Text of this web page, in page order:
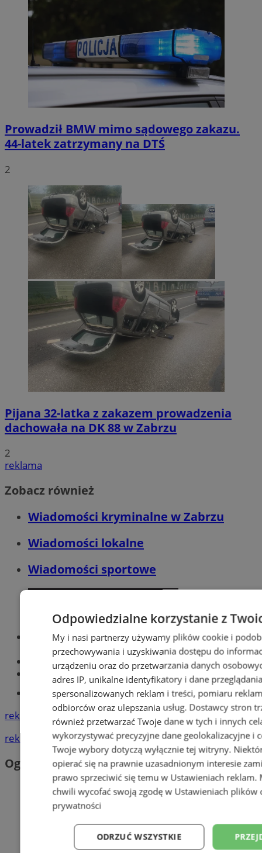
Prowadził BMW mimo sądowego zakazu.
44-latek zatrzymany na DTŚ
2
Pijana 32-latka z zakazem prowadzenia
dachowała na DK 88 w Zabrzu
2
reklama
Zobacz również
Wiadomości kryminalne w Zabrzu
Wiadomości lokalne
Wiadomości sportowe
Optyk, okulista
Zabrze
Największy sklep z częściami online!
Książeczka sanepidowska
Tworzenie stron www -Zabrze
reklama
reklama
Ogłoszenia
Odpowiedzialne korzystanie z
My i nasi partnerzy używamy plików cookie i
przechowywania i uzyskiwania dostępu do
urządzeniu oraz do przetwarzania danych
adres IP, unikalne identyfikatory i dane
spersonalizowanych reklam i treści, pomiaru
odbiorców oraz ulepszania usług. Dostawcy stron
również przetwarzać Twoje dane w tych i innych
wykorzystywać precyzyjne dane geolokalizacyjne i
Twoje wybory dotyczą wyłącznie tej witryny.
opierać się na prawnie uzasadnionym interesie
prawo sprzeciwić się temu w Ustawieniach reklam.
chwili wycofać swoją zgodę w Ustawieniach plików
prywatności
ODRZUĆ WSZYSTKIE